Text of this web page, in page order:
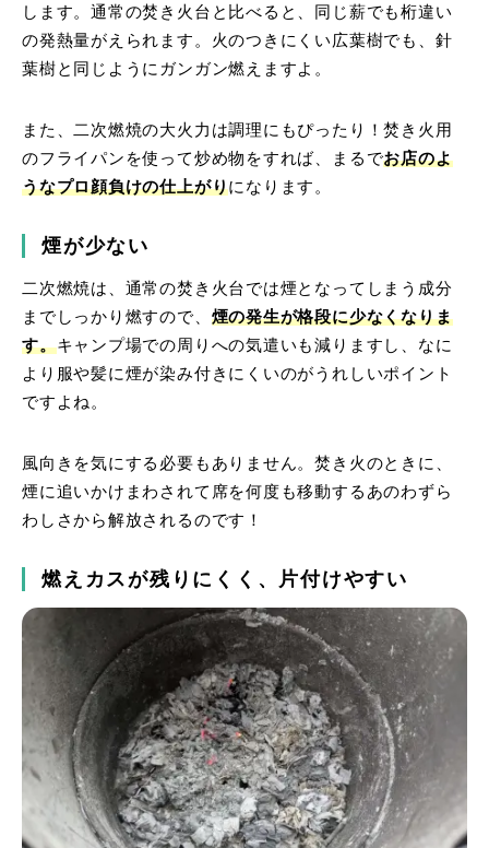
します。通常の焚き火台と比べると、同じ薪でも桁違い
の発熱量がえられます。火のつきにくい広葉樹でも、針
葉樹と同じようにガンガン燃えますよ。
また、二次燃焼の大火力は調理にもぴったり！焚き火用
のフライパンを使って炒め物をすれば、まるでお店のよ
うなプロ顔負けの仕上がりになります。
煙が少ない
二次燃焼は、通常の焚き火台では煙となってしまう成分
までしっかり燃すので、 煙の発生が格段に少なくなりま
す。キャンプ場での周りへの気遣いも減りますし、なに
より服や髪に煙が染み付きにくいのがうれしいポイント
ですよね。
風向きを気にする必要もありません。焚き火のときに、
煙に追いかけまわされて席を何度も移動するあのわずら
わしさから解放されるのです！
燃えカスが残りにくく、片付けやすい